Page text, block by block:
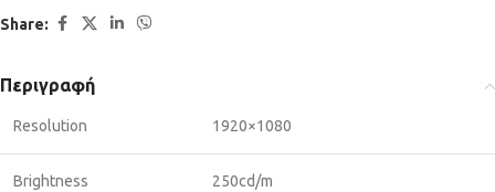
Share:
Περιγραφή
Resolution 1920×1080
Brightness 250cd/m